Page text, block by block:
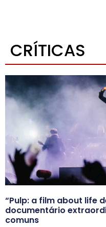
CRÍTICAS
“Pulp: a film about life
documentário
comuns